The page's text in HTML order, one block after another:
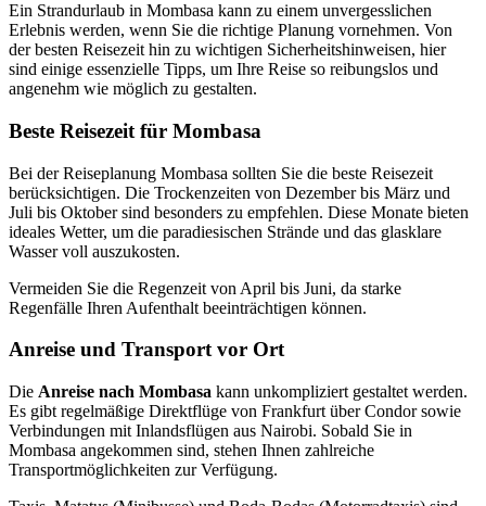
Ein Strandurlaub in Mombasa kann zu einem unvergesslichen
Erlebnis werden, wenn Sie die richtige Planung vornehmen. Von
der besten Reisezeit hin zu wichtigen Sicherheitshinweisen, hier
sind einige essenzielle Tipps, um Ihre Reise so reibungslos und
angenehm wie möglich zu gestalten.
Beste Reisezeit für Mombasa
Bei der Reiseplanung Mombasa sollten Sie die beste Reisezeit
berücksichtigen. Die Trockenzeiten von Dezember bis März und
Juli bis Oktober sind besonders zu empfehlen. Diese Monate bieten
ideales Wetter, um die paradiesischen Strände und das glasklare
Wasser voll auszukosten.
Vermeiden Sie die Regenzeit von April bis Juni, da starke
Regenfälle Ihren Aufenthalt beeinträchtigen können.
Anreise und Transport vor Ort
Die Anreise nach Mombasa kann unkompliziert gestaltet werden.
Es gibt regelmäßige Direktflüge von Frankfurt über Condor sowie
Verbindungen mit Inlandsflügen aus Nairobi. Sobald Sie in
Mombasa angekommen sind, stehen Ihnen zahlreiche
Transportmöglichkeiten zur Verfügung.